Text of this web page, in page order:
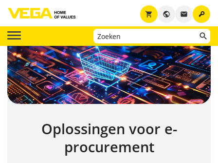
key
email
public
shopping_cart
Oplossingen voor e-
procurement